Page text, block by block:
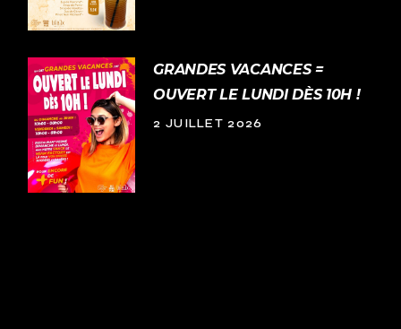
GRANDES VACANCES =
OUVERT LE LUNDI DÈS 10H !
2 JUILLET 2026